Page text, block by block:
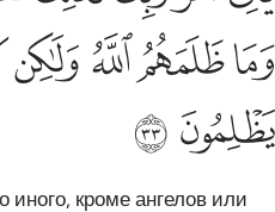
ﳃﳄﳅﳆ
ﳉ ﳊ
кроме ангелов или